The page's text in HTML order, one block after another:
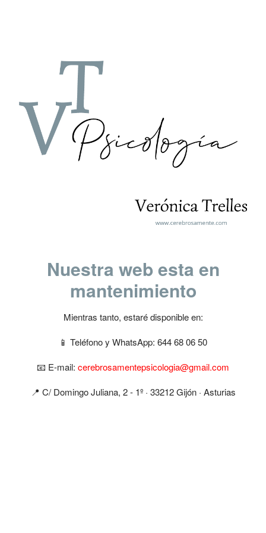
Nuestra web esta en
mantenimiento
Mientras tanto, estaré disponible en:
📱 Teléfono y WhatsApp: 644 68 06 50
📧 E-mail: cerebrosamentepsicologia@gmail.com
📍​ C/ Domingo Juliana, 2 - 1º · 33212 Gijón · Asturias